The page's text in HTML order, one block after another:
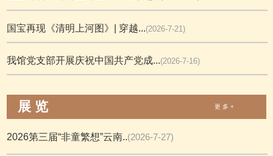
国宝再现《清明上河图》| 穿越...(2026-7-21)
我馆党支部开展庆祝中国共产党成...(2026-7-16)
展 览 更 多 +
2026第三届“非童繁想”云南..(2026-7-27)